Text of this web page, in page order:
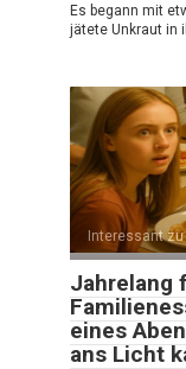
Es begann mit
jätete Unkraut in
Interessant
Jahrelang
eines
ans Licht